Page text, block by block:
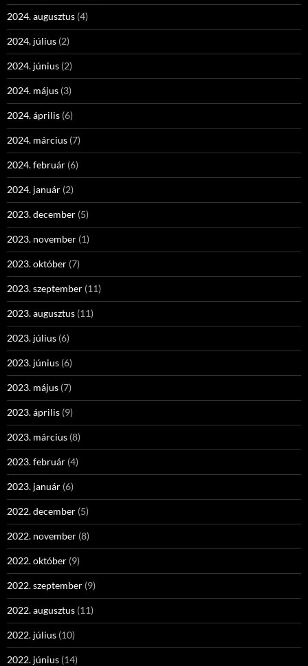
2024. augusztus (4)
2024. július (2)
2024. június (2)
2024. május (3)
2024. április (6)
2024. március (7)
2024. február (6)
2024. január (2)
2023. december (5)
2023. november (1)
2023. október (7)
2023. szeptember (11)
2023. augusztus (11)
2023. július (6)
2023. június (6)
2023. május (7)
2023. április (9)
2023. március (8)
2023. február (4)
2023. január (6)
2022. december (5)
2022. november (8)
2022. október (9)
2022. szeptember (9)
2022. augusztus (11)
2022. július (10)
2022. június (14)